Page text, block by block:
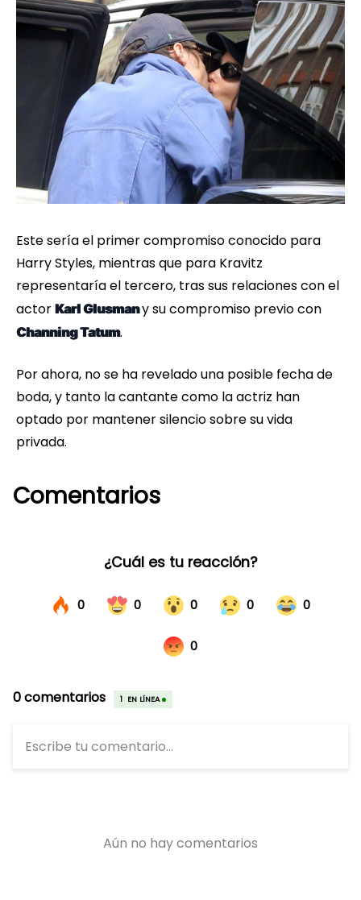
Este sería el primer compromiso conocido para
Harry Styles, mientras que para Kravitz
representaría el tercero, tras sus relaciones con el
actor Karl Glusmany su compromiso previo con
Channing Tatum.
Por ahora, no se ha revelado una posible fecha de
boda, y tanto la cantante como la actriz han
optado por mantener silencio sobre su vida
privada.
Comentarios